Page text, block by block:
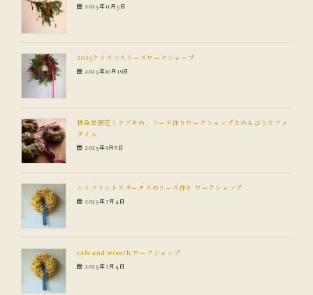
2025年11月5日
2025クリスマスリースワークショップ
2025年10月19日
秋色紫陽花ミナヅキの、リース作りワークショップとのんびりカフェ
タイム
2025年9月8日
ハイブリットスターチスのリース作り ワークショップ
2025年7月4日
cafe and wreath ワークショップ
2025年7月4日